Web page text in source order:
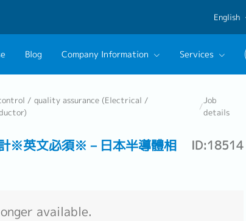
English
English
日本語
Blog Company Information
About Us
Group CEO Message
Services
Contact Our Career Advisor
/ quality assurance (Electrical /
/
Job
details
※英文必須※－日本半導體相
ID:18514
available.